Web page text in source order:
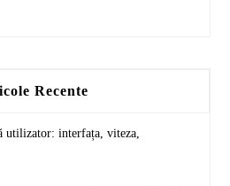
Recente
utilizator: interfața, viteza,